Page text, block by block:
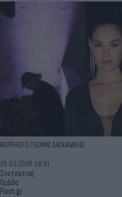
NDPPHOTO / ΘΩΜΑΣ ΔΑΣΚΑΛΑΚΗΣ
Συντακτική
Ομάδα
Flash.gr
26.03.2026 18:31